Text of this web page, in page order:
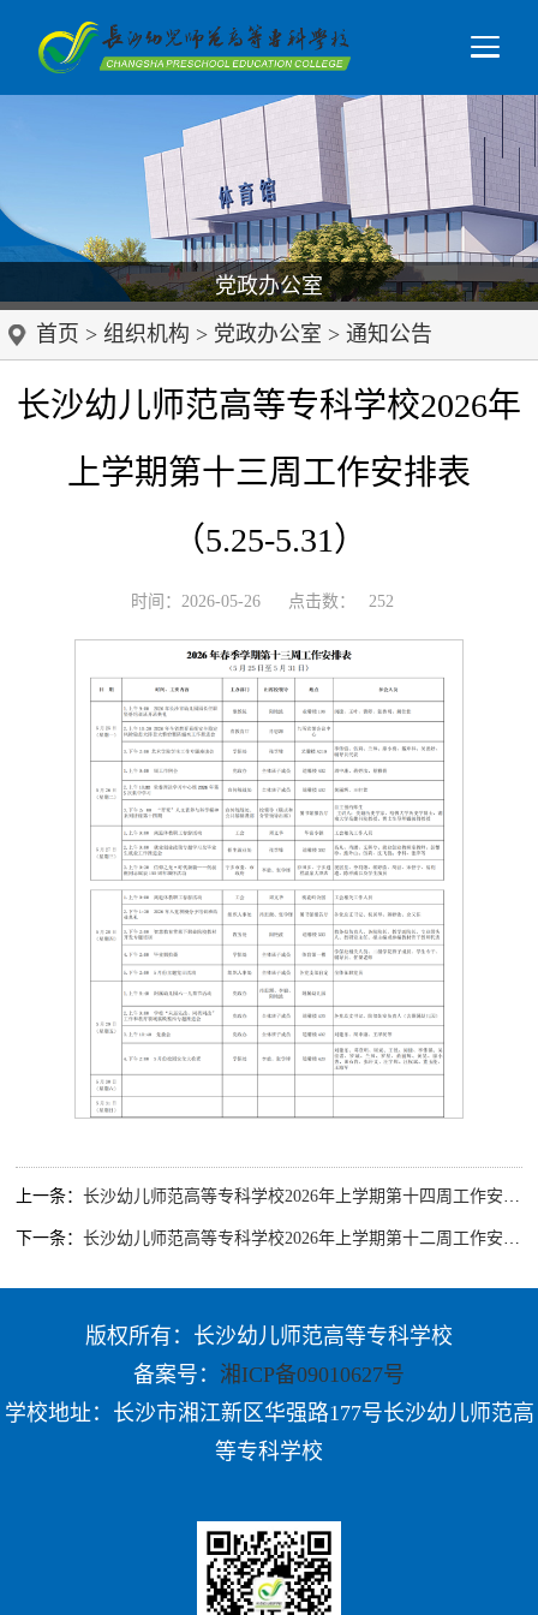
党政办公室
首页 > 组织机构 > 党政办公室 > 通知公告
长沙幼儿师范高等专科学校2026年
上学期第十三周工作安排表
（5.25-5.31）
时间：2026-05-26 点击数： 252
上一条：长沙幼儿师范高等专科学校2026年上学期第十四周工作安排表（6.1-6.7）
下一条：长沙幼儿师范高等专科学校2026年上学期第十二周工作安排表（5.18-5.24）
版权所有：长沙幼儿师范高等专科学校
备案号： 湘ICP备09010627号
学校地址：长沙市湘江新区华强路177号长沙幼儿师范高
等专科学校